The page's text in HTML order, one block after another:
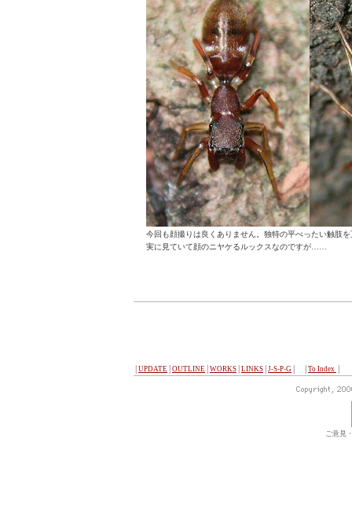
今回も顔撮りは良くありません。独特の平べったい触肢
実に見ていて顔のニヤケるルックスなのですが……
UPDATE OUTLINE WORKS LINKS J-S-P-G To Index
ご意見